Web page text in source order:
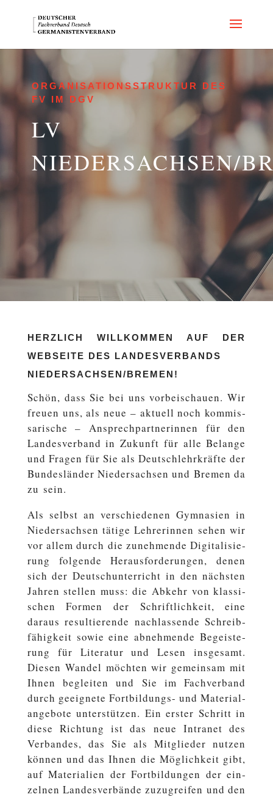
ORGANISATIONSSTRUKTUR DES
FV IM DGV
LV
NIEDERSACHSEN/
HERZLICH WILLKOMMEN AUF DER
WEBSEITE DES LANDESVERBANDS
NIEDERSACHSEN/BREMEN!
Schön, dass Sie bei uns vor­bei­schau­en. Wir
freuen uns, als neue – aktuell noch kom­mis­
sa­ri­sche – An­sprech­part­ne­rin­nen für den
Lan­des­ver­band in Zukunft für alle Belange
und Fragen für Sie als Deutsch­lehr­kräf­te der
Bun­des­län­der Nie­der­sach­sen und Bremen da
zu sein.
Als selbst an ver­schie­de­nen Gym­na­si­en in
Nie­der­sach­sen tätige Leh­re­rin­nen sehen wir
vor allem durch die zu­neh­men­de Di­gi­ta­li­sie­
rung fol­gen­de Her­aus­for­de­run­gen, denen
sich der Deutsch­un­ter­richt in den nächs­ten
Jahren stellen muss: die Abkehr von klas­si­
schen Formen der Schrift­lich­keit, eine
daraus re­sul­tie­ren­de nach­las­sen­de Schreib­
fä­hig­keit sowie eine ab­neh­men­de Be­geis­te­
rung für Li­te­ra­tur und Lesen ins­ge­samt.
Diesen Wandel möchten wir ge­mein­sam mit
Ihnen be­glei­ten und Sie im Fachverband
durch ge­eig­ne­te Fortbildungs- und Ma­te­ri­al­
an­ge­bo­te un­ter­stüt­zen. Ein erster Schritt in
diese Rich­tung ist das neue In­tra­net des
Ver­ban­des, das Sie als Mit­glie­der nutzen
können und das Ihnen die Mög­lich­keit gibt,
auf Ma­te­ria­li­en der Fort­bil­dun­gen der ein­
zel­nen Lan­des­ver­bän­de zu­zu­grei­fen und den